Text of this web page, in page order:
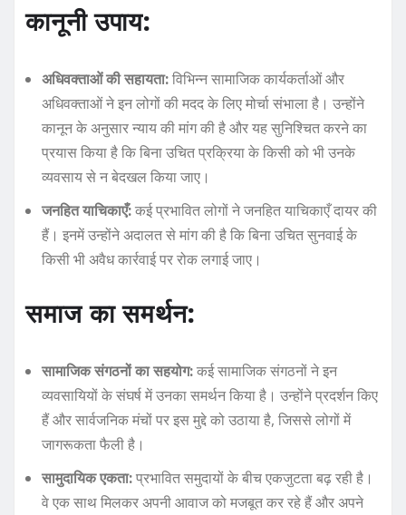
कानूनी उपाय:
अधिवक्ताओं की सहायता:विभिन्न सामाजिक कार्यकर्ताओं और
अधिवक्ताओं ने इन लोगों की मदद के लिए मोर्चा संभाला है। उन्होंने
कानून के अनुसार न्याय की मांग की है और यह सुनिश्चित करने का
प्रयास किया है कि बिना उचित प्रक्रिया के किसी को भी उनके
व्यवसाय से न बेदखल किया जाए।
जनहित याचिकाएँ:कई प्रभावित लोगों ने जनहित याचिकाएँ दायर की
हैं। इनमें उन्होंने अदालत से मांग की है कि बिना उचित सुनवाई के
किसी भी अवैध कार्रवाई पर रोक लगाई जाए।
समाज का समर्थन:
सामाजिक संगठनों का सहयोग:कई सामाजिक संगठनों ने इन
व्यवसायियों के संघर्ष में उनका समर्थन किया है। उन्होंने प्रदर्शन किए
हैं और सार्वजनिक मंचों पर इस मुद्दे को उठाया है, जिससे लोगों में
जागरूकता फैली है।
सामुदायिक एकता:प्रभावित समुदायों के बीच एकजुटता बढ़ रही है।
वे एक साथ मिलकर अपनी आवाज को मजबूत कर रहे हैं और अपने